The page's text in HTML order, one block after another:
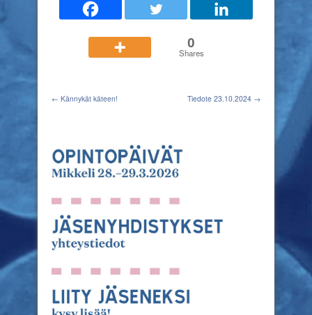
0
Shares
← Kännykät käteen! Tiedote 23.10.2024 →